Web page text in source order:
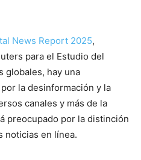
News Report 2025,
para el Estudio del
globales, hay una
la desinformación y la
canales y más de la
preocupado por la distinción
noticias en línea.